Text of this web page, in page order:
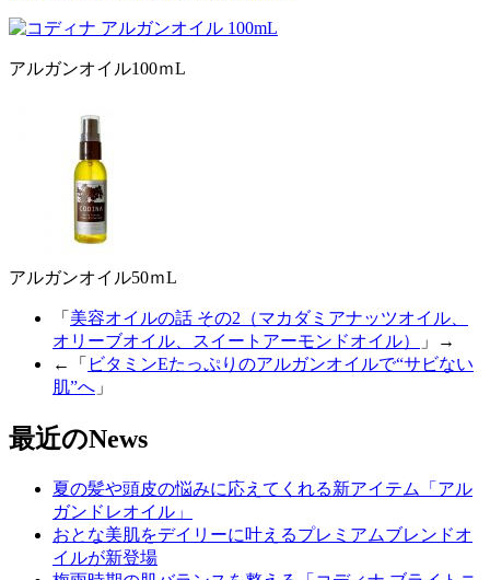
アルガンオイル100ｍL
アルガンオイル50ｍL
「 美容オイルの話 その2（マカダミアナッツオイル、
オリーブオイル、スイートアーモンドオイル）
」→
←「 ビタミンEたっぷりのアルガンオイルで“サビない
肌”へ 」
最近のNews
夏の髪や頭皮の悩みに応えてくれる新アイテム「アル
ガンドレオイル」
おとな美肌をデイリーに叶えるプレミアムブレンドオ
イルが新登場